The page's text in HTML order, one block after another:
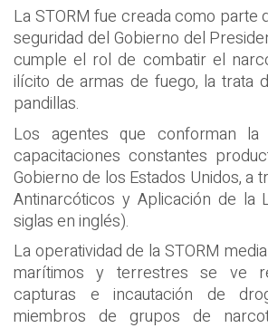
La STORM fue creada como parte
seguridad del Gobierno del
cumple el rol de combatir el
ilícito de armas de fuego, la trata
pandillas.
Los agentes que conforman la
capacitaciones constantes
Gobierno de los Estados Unidos, a
Antinarcóticos y Aplicación de la
siglas en inglés).
La operatividad de la STORM
marítimos y terrestres se ve
capturas e incautación de
miembros de grupos de